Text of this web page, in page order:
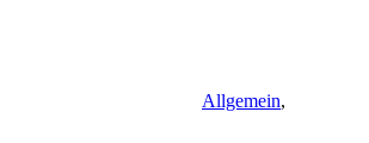
Allgemein,